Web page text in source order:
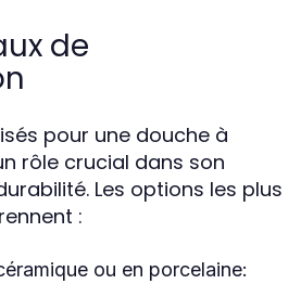
de
pour une douche à
rôle crucial dans son
Les options les plus
:
ou en porcelaine: